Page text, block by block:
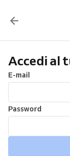
Accedi al
E-mail
Password